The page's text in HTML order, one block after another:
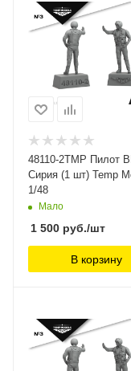
48110-2TMP Пилот
Сирия (1 шт) Temp
1/48
Мало
1 500 руб./шт
В корзину